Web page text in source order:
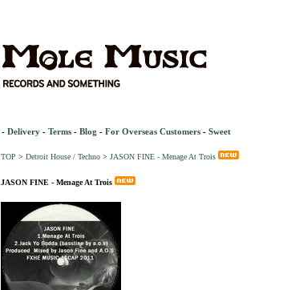
- Delivery - Terms - Blog - For Overseas Customers - Sweet
TOP > Detroit House / Techno > JASON FINE - Menage At Trois
JASON FINE - Menage At Trois